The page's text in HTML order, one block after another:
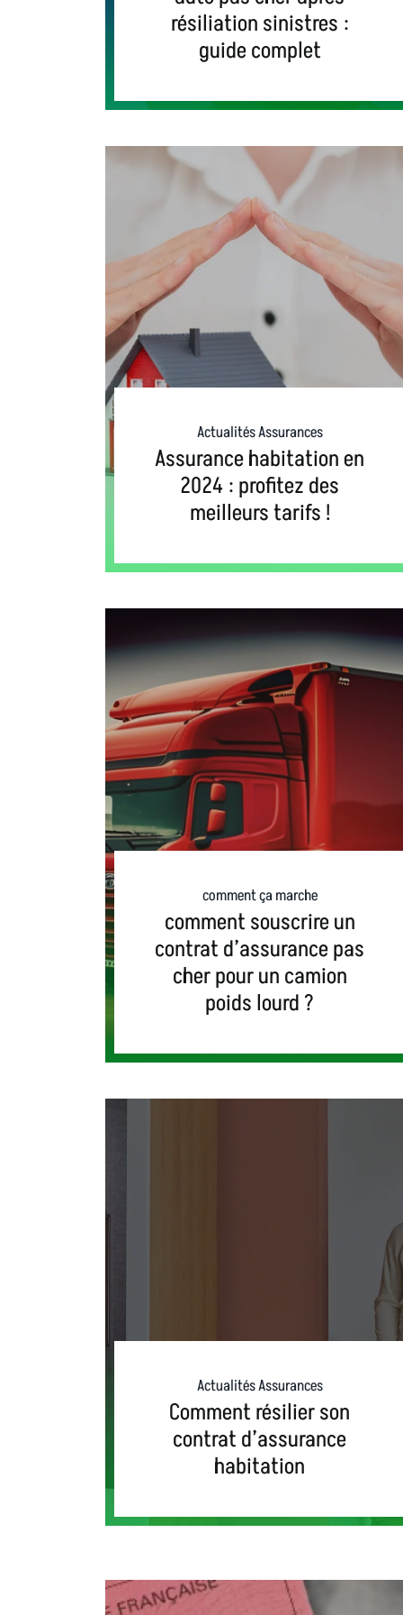
résiliation sinistres :
guide complet
Actualités Assurances
Assurance habitation en
2024 : profitez des
meilleurs tarifs !
comment ça marche
comment souscrire un
contrat d’assurance pas
cher pour un camion
poids lourd ?
Actualités Assurances
Comment résilier son
contrat d’assurance
habitation